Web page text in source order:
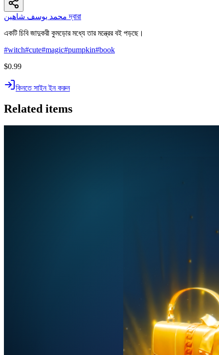
محمد يوسف شاهين দ্বারা
একটি চিবি জাদুকরী কুমড়োর মধ্যে তার মন্ত্রের বই পড়ছে।
#witch#cute#magic#pumpkin#book
$0.99
কিনতে সাইন ইন করুন
Related items